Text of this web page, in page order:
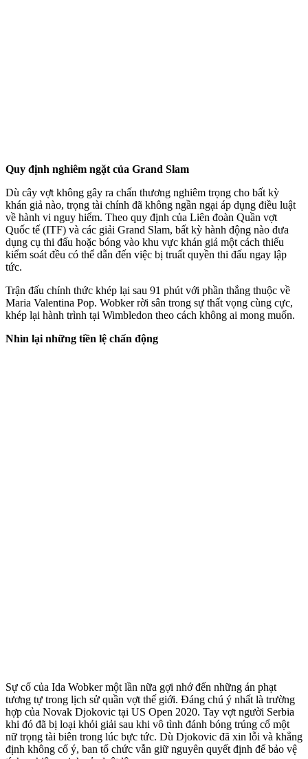
Quy định nghiêm ngặt của Grand Slam
Dù cây vợt không gây ra chấn thương nghiêm trọng cho bất kỳ
khán giả nào, trọng tài chính đã không ngần ngại áp dụng điều luật
về hành vi nguy hiểm. Theo quy định của Liên đoàn Quần vợt
Quốc tế (ITF) và các giải Grand Slam, bất kỳ hành động nào đưa
dụng cụ thi đấu hoặc bóng vào khu vực khán giả một cách thiếu
kiểm soát đều có thể dẫn đến việc bị truất quyền thi đấu ngay lập
tức.
Trận đấu chính thức khép lại sau 91 phút với phần thắng thuộc về
Maria Valentina Pop. Wobker rời sân trong sự thất vọng cùng cực,
khép lại hành trình tại Wimbledon theo cách không ai mong muốn.
Nhìn lại những tiền lệ chấn động
Sự cố của Ida Wobker một lần nữa gợi nhớ đến những án phạt
tương tự trong lịch sử quần vợt thế giới. Đáng chú ý nhất là trường
hợp của Novak Djokovic tại US Open 2020. Tay vợt người Serbia
khi đó đã bị loại khỏi giải sau khi vô tình đánh bóng trúng cổ một
nữ trọng tài biên trong lúc bực tức. Dù Djokovic đã xin lỗi và khẳng
định không cố ý, ban tổ chức vẫn giữ nguyên quyết định để bảo vệ